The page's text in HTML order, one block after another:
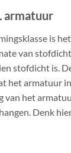
armatuur
is
van
stofdicht is.
het armatuur
van het
Denk